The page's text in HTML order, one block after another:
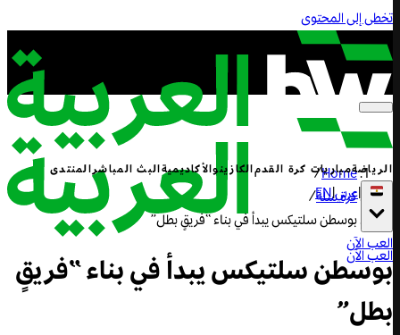
تخطى إلى المحتوى
الرياضةمباريات كرة القدمالكازينوالأكاديميةالبث المباشرالمنتدى
|عربي|
EN
العب الآن
العب الآن
Home
/
كرة سلة/
بوسطن سلتيكس يبدأ في بناء “فريقٍ بطل”
بوسطن سلتيكس يبدأ في بناء “فريقٍ
بطل”